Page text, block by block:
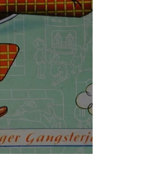
Historische Momente